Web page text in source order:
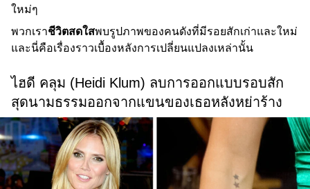
ใหม่ๆ
พวกเราชีวิตสดใสพบรูปภาพของคนดังที่มีรอยสักเก่าและใหม่
และนี่คือเรื่องราวเบื้องหลังการเปลี่ยนแปลงเหล่านั้น
ไฮดี คลุม (Heidi Klum) ลบการออกแบบรอบสัก
สุดนามธรรมออกจากแขนของเธอหลังหย่าร้าง